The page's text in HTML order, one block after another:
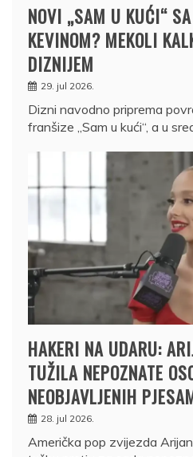
NOVI „SAM U KUĆI“
KEVINOM? MEKOLI
DIZNIJEM
29. jul 2026.
Dizni navodno priprema
franšize „Sam u kući“, a u
HAKERI NA UDARU:
TUŽILA NEPOZNATE
NEOBJAVLJENIH
28. jul 2026.
Američka pop zvijezda